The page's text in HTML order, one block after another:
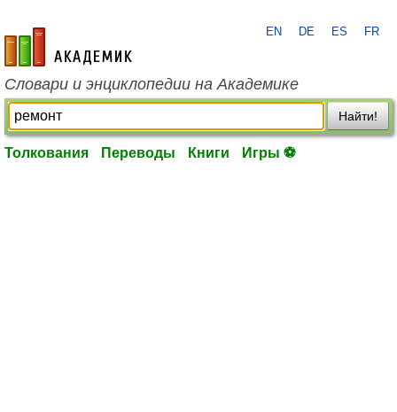
academic.ru
EN DE ES FR
Словари и энциклопедии на Академике
Найти!
Толкования Переводы Книги Игры ⚽